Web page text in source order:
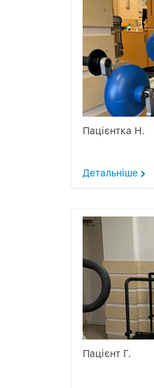
Пацієнтка Н.
Детальніше
Пацієнт Г.